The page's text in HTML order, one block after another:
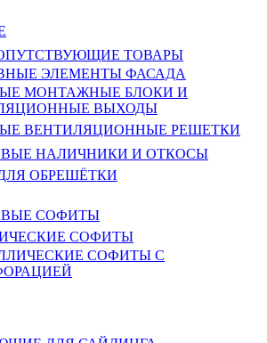
ТОВАРЫ
ЭЛЕМЕНТЫ ФАСАДА
МОНТАЖНЫЕ БЛОКИ И
ВЫХОДЫ
ВЕНТИЛЯЦИОННЫЕ РЕШЕТКИ
НАЛИЧНИКИ И ОТКОСЫ
ОБРЕШЁТКИ
СОФИТЫ
СОФИТЫ
СОФИТЫ С